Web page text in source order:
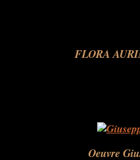
FLORA
Oeuvre